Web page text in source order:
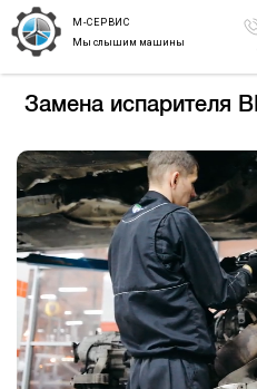
М-СЕРВИС
Мы слышим машины
Замена испарителя